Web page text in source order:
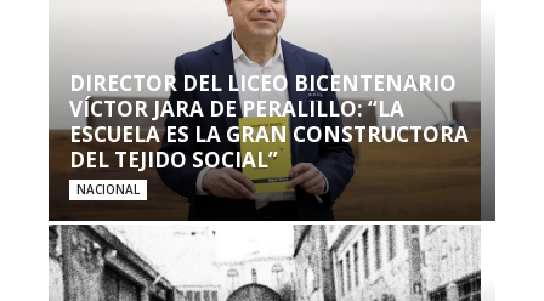
DIRECTOR DEL LICEO BICENTENARIO
VÍCTOR JARA DE PERALILLO: “LA
ESCUELA ES LA GRAN CONSTRUCTORA
DEL TEJIDO SOCIAL”
NACIONAL